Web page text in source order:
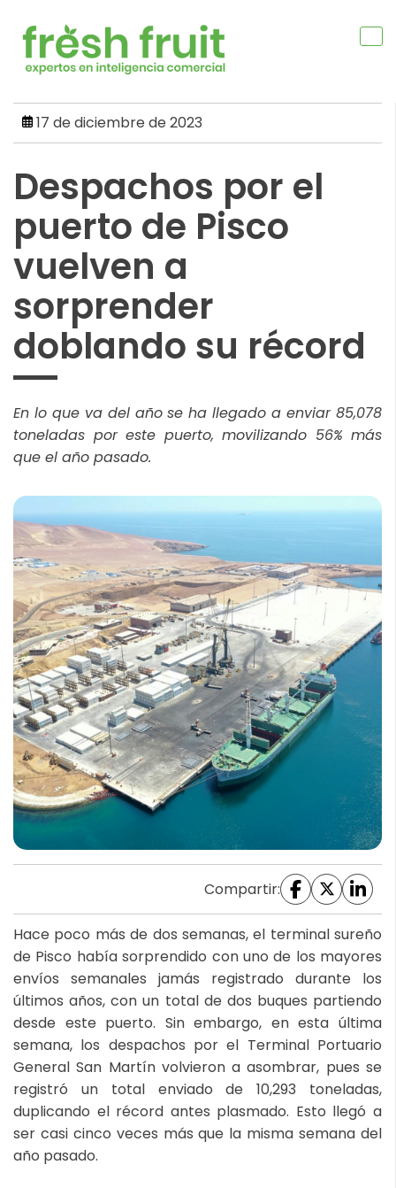
content
17 de diciembre de 2023
Despachos por el
puerto de Pisco
vuelven a
sorprender
doblando su récord
En lo que va del año se ha llegado a enviar 85,078
toneladas por este puerto, movilizando 56% más
que el año pasado.
Compartir:
Hace poco más de dos semanas, el terminal sureño
de Pisco había sorprendido con uno de los mayores
envíos semanales jamás registrado durante los
últimos años, con un total de dos buques partiendo
desde este puerto. Sin embargo, en esta última
semana, los despachos por el Terminal Portuario
General San Martín volvieron a asombrar, pues se
registró un total enviado de 10,293 toneladas,
duplicando el récord antes plasmado. Esto llegó a
ser casi cinco veces más que la misma semana del
año pasado.